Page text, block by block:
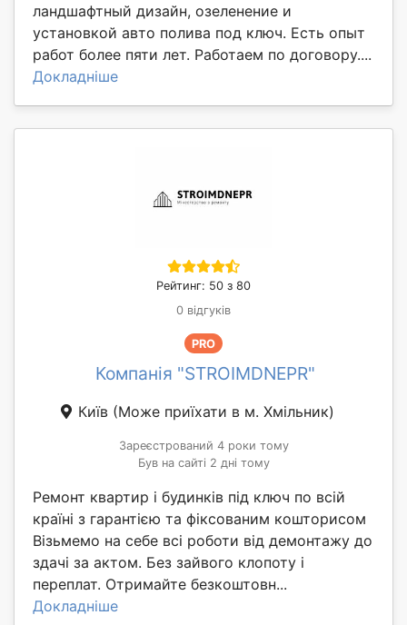
ландшафтный дизайн, озеленение и
установкой авто полива под ключ. Есть опыт
работ более пяти лет. Работаем по договору....
Докладніше
Рейтинг: 50 з 80
0 відгуків
PRO
Компанія "STROIMDNEPR"
Київ (Може приїхати в м. Хмільник)
Зареєстрований 4 роки тому
Був на сайті 2 дні тому
Ремонт квартир і будинків під ключ по всій
країні з гарантією та фіксованим кошторисом
Візьмемо на себе всі роботи від демонтажу до
здачі за актом. Без зайвого клопоту і
переплат. Отримайте безкоштовн...
Докладніше